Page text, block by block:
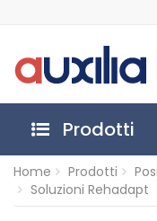
Prodotti
Home Prodotti
Soluzioni Rehadapt